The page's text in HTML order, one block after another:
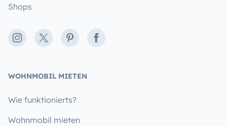
Shops
Instagram
X PinterestFacebook
WOHNMOBIL MIETEN
Wie funktionierts?
Wohnmobil mieten